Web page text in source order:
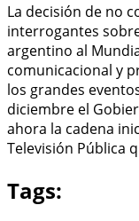
La decisión de no
interrogantes
argentino al
comunicacional y
los grandes
diciembre el
ahora la cadena
Televisión Pública
Tags: